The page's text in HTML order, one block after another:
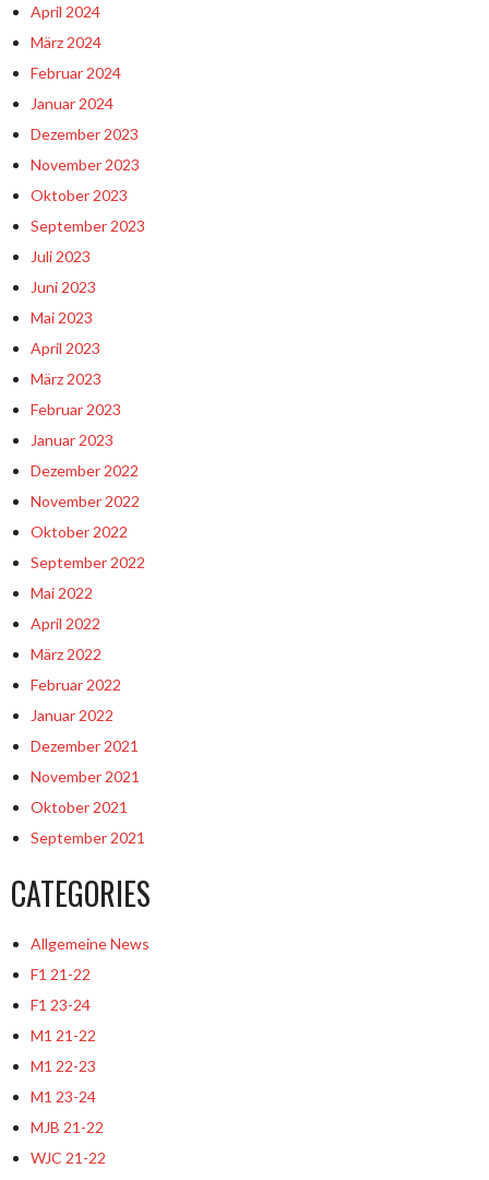
April 2024
März 2024
Februar 2024
Januar 2024
Dezember 2023
November 2023
Oktober 2023
September 2023
Juli 2023
Juni 2023
Mai 2023
April 2023
März 2023
Februar 2023
Januar 2023
Dezember 2022
November 2022
Oktober 2022
September 2022
Mai 2022
April 2022
März 2022
Februar 2022
Januar 2022
Dezember 2021
November 2021
Oktober 2021
September 2021
CATEGORIES
Allgemeine News
F1 21-22
F1 23-24
M1 21-22
M1 22-23
M1 23-24
MJB 21-22
WJC 21-22